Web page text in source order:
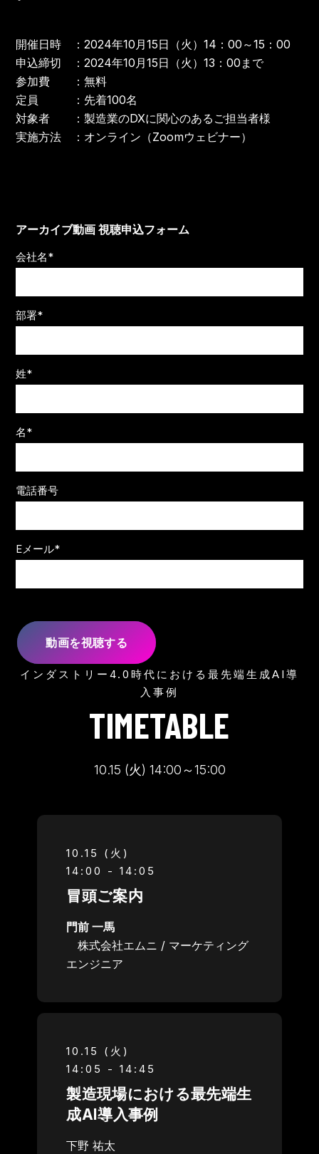
開催日時 ：2024年10月15日（火）14：00～15：00
申込締切 ：2024年10月15日（火）13：00まで
参加費 ：無料
定員 ：先着100名
対象者 ：製造業のDXに関心のあるご担当者様
実施方法 ：オンライン（Zoomウェビナー）
アーカイブ動画 視聴申込フォーム
会社名*
部署*
姓*
名*
電話番号
Eメール*
インダストリー4.0時代における最先端生成AI導
入事例
TIMETABLE
10.15 (火) 14:00～15:00
10.15 (火)
14:00 - 14:05
冒頭ご案内
門前 一馬
株式会社エムニ / マーケティング
エンジニア
10.15 (火)
14:05 - 14:45
製造現場における最先端生
成AI導入事例
下野 祐太